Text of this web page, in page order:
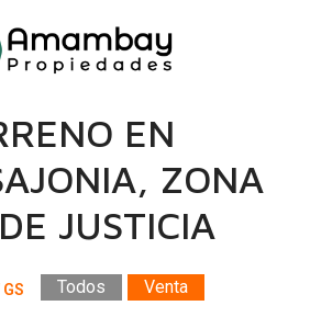
EN
ZONA
JUSTICIA
Todos Venta